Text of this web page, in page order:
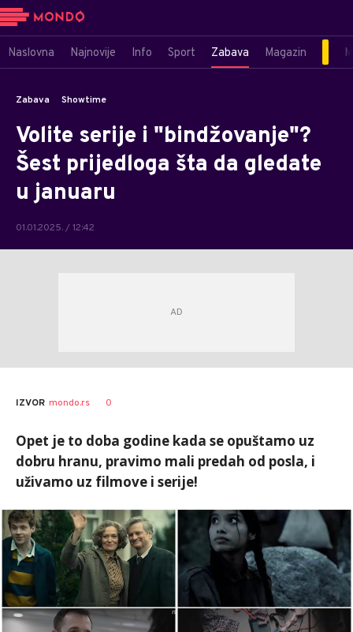
Naslovna Najnovije Info Sport Zabava Magazin
Zabava Showtime
Volite serije i "bindžovanje"?
Šest prijedloga šta da gledate
u januaru
01.01.2025. / 12:42
IZVOR mondo.rs 0
Opet je to doba godine kada se opuštamo uz
dobru hranu, pravimo mali predah od posla, i
uživamo uz filmove i serije!